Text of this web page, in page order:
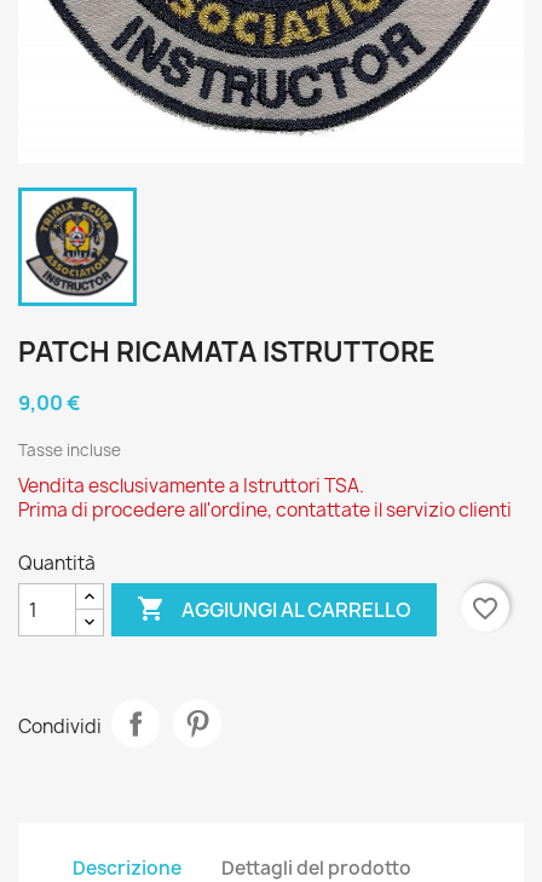
PATCH RICAMATA ISTRUTTORE
9,00 €
Tasse incluse
Vendita esclusivamente a Istruttori TSA.
Prima di procedere all'ordine, contattate il servizio clienti
Quantità
 AGGIUNGI AL CARRELLO favorite_border
Condividi
Descrizione Dettagli del prodotto